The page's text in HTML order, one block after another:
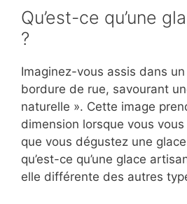
Qu’est-ce qu’une
?
Imaginez-vous assis dans
bordure de rue, savourant
naturelle ». Cette image
dimension lorsque vous
que vous dégustez une
qu’est-ce qu’une glace
elle différente des autres